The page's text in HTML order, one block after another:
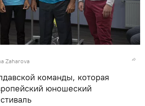
Zaharova
команды, которая
юношеский